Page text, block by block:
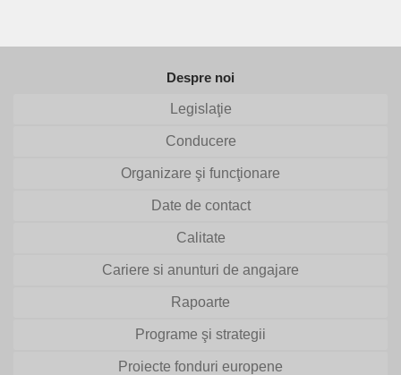
Despre noi
Legislaţie
Conducere
Organizare şi funcţionare
Date de contact
Calitate
Cariere si anunturi de angajare
Rapoarte
Programe şi strategii
Proiecte fonduri europene